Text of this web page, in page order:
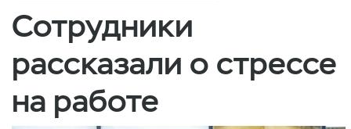
Сотрудники
рассказали о стрессе
на работе